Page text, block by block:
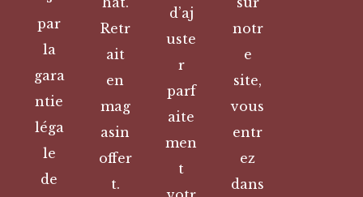
par
la
gara
ntie
léga
le
de
Retr
ait
en
mag
asin
offer
t.
d’aj
uste
r
parf
aite
men
t
notr
e
site,
vous
entr
ez
dans